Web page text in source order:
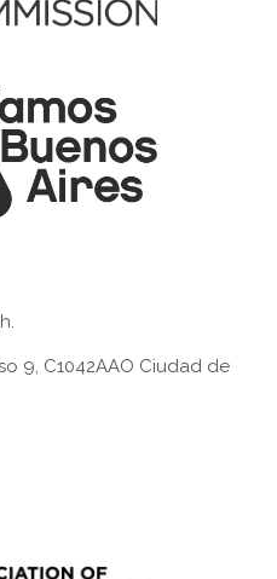
9, C1042AAO Ciudad de